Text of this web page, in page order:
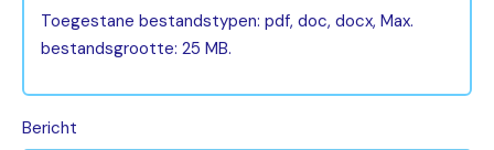
Toegestane bestandstypen: pdf, doc, docx, Max.
bestandsgrootte: 25 MB.
Bericht